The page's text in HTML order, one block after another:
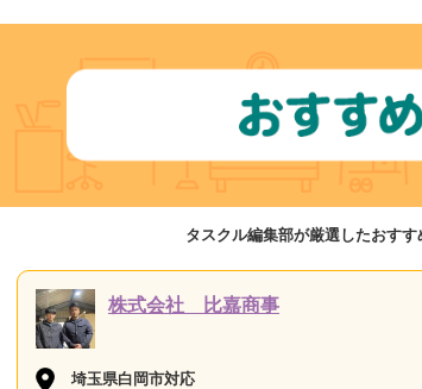
タスクル編集部が厳選したおすす
株式会社 比嘉商事
埼玉県白岡市対応